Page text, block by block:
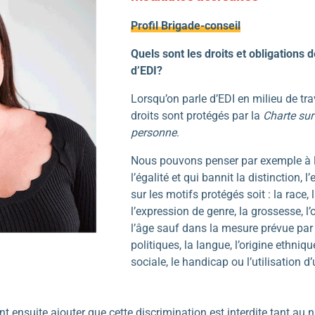
Profil Brigade-conseil
Quels sont les droits et obligations
d’EDI?
Lorsqu’on parle d’EDI en milieu de
droits sont protégés par la Charte
personne.
Nous pouvons penser par exemple
l’égalité et qui bannit la distinction,
sur les motifs protégés soit : la race,
l’expression de genre, la grossesse,
l’âge sauf dans la mesure prévue
politiques, la langue, l’origine
sociale, le handicap ou l’utilisation